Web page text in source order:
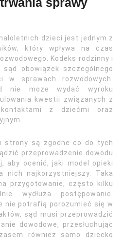
dzieci jest jednym z
który wpływa na czas
Kodeks rodzinny i
sąd obowiązek szczególnego
w sprawach rozwodowych.
nie może wydać wyroku
kwestii związanych z
kontaktami z dziećmi oraz
strony są zgodne co do tych
przeprowadzenie dowodu
aby ocenić, jaki model opieki
nich najkorzystniejszy. Taka
przygotowanie, często kilku
wydłuża postępowanie.
nie potrafią porozumieć się w
sąd musi przeprowadzić
dowodowe, przesłuchując
również samo dziecko